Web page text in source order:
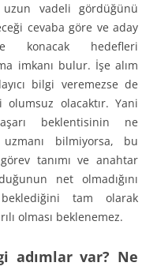
vadeli gördüğünü
cevaba göre ve aday
konacak hedefleri
imkanı bulur. İşe alım
bilgi veremezse de
olumsuz olacaktır. Yani
beklentisinin ne
bilmiyorsa, bu
tanımı ve anahtar
net olmadığını
tam olarak
olması beklenemez.
adımlar var? Ne